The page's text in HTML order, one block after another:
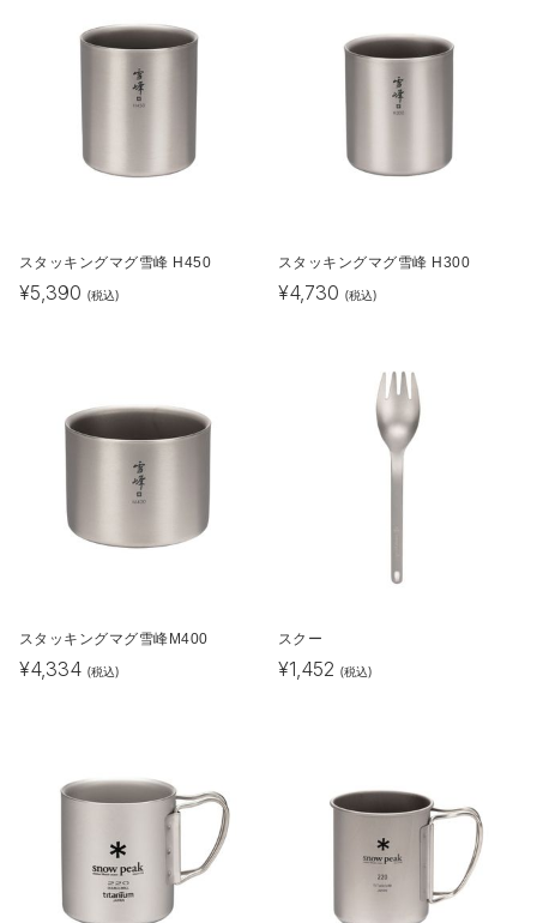
スタッキングマグ雪峰 H450
¥5,390 (税込)
スタッキングマグ雪峰 H300
¥4,730 (税込)
スタッキングマグ雪峰M400
¥4,334 (税込)
スクー
¥1,452 (税込)